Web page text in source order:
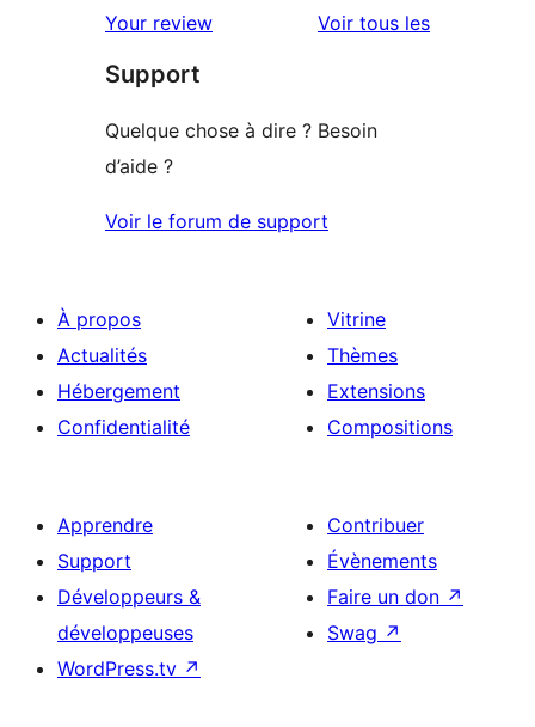
2
à
1
Your review Voir tous lesavis
Support
Quelque chose à dire ? Besoin
d’aide ?
Voir le forum de support
À propos
Actualités
Hébergement
Confidentialité
Vitrine
Thèmes
Extensions
Compositions
Apprendre
Support
Développeurs &
développeuses
WordPress.tv ↗
Contribuer
Évènements
Faire un don ↗
Swag ↗